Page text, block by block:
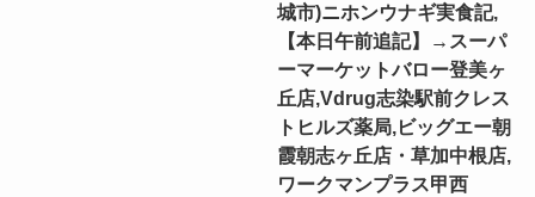
城市)ニホンウナギ実食記,
【本日午前追記】→スーパ
ーマーケットバロー登美ヶ
丘店,Vdrug志染駅前クレス
トヒルズ薬局,ビッグエー朝
霞朝志ヶ丘店・草加中根店,
ワークマンプラス甲西